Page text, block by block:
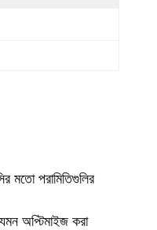
মতো পরামিতিগুলির
অপ্টিমাইজ করা